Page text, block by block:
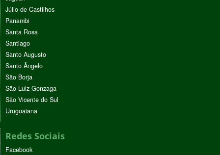
Júlio de Castilhos
Panambi
Santa Rosa
Santiago
Santo Augusto
Santo Ângelo
São Borja
São Luiz Gonzaga
São Vicente do Sul
Uruguaiana
Redes Sociais
Facebook